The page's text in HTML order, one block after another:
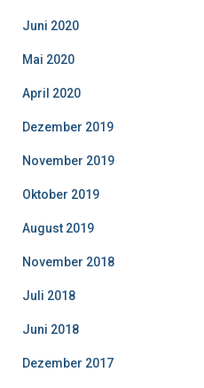
Juni 2020
Mai 2020
April 2020
Dezember 2019
November 2019
Oktober 2019
August 2019
November 2018
Juli 2018
Juni 2018
Dezember 2017